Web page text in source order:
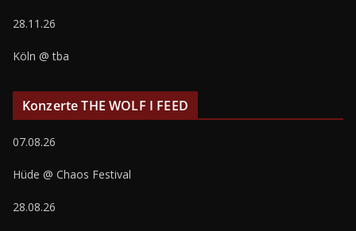
28.11.26
Köln @ tba
Konzerte THE WOLF I FEED
07.08.26
Hüde @ Chaos Festival
28.08.26